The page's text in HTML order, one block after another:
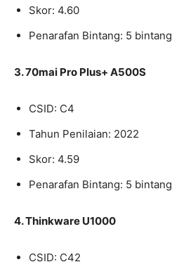
Skor: 4.60
Penarafan Bintang: 5 bintang
3. 70mai Pro Plus+ A500S
CSID: C4
Tahun Penilaian: 2022
Skor: 4.59
Penarafan Bintang: 5 bintang
4. Thinkware U1000
CSID: C42